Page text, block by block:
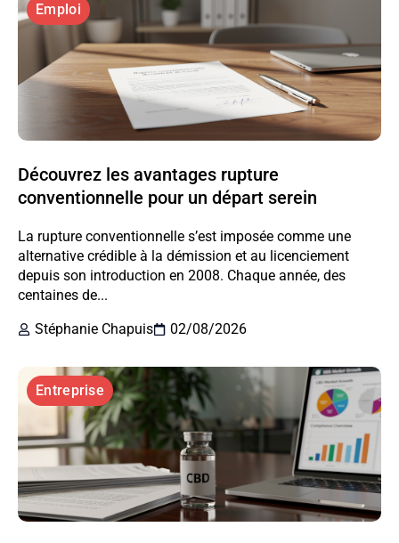
Emploi
Découvrez les avantages rupture
conventionnelle pour un départ serein
La rupture conventionnelle s’est imposée comme une
alternative crédible à la démission et au licenciement
depuis son introduction en 2008. Chaque année, des
centaines de...
Stéphanie Chapuis
02/08/2026
Entreprise